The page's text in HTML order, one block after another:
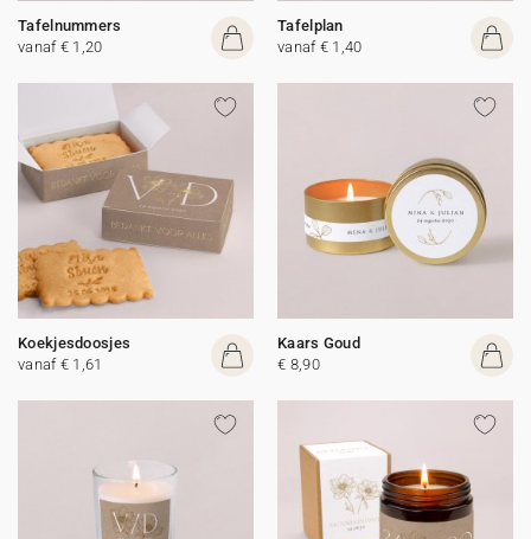
Tafelnummers
vanaf € 1,20
Tafelplan
vanaf € 1,40
Koekjesdoosjes
vanaf € 1,61
Kaars Goud
€ 8,90